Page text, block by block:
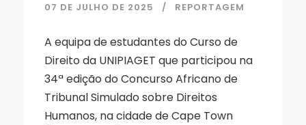
07 DE JULHO DE 2025 REPORTAGEM
A equipa de estudantes do Curso de
Direito da UNIPIAGET que participou na
34ª edição do Concurso Africano de
Tribunal Simulado sobre Direitos
Humanos, na cidade de Cape Town